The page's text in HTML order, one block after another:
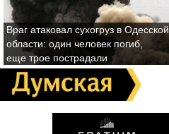
Враг атаковал сухогруз в Одесской
области: один человек погиб,
еще трое пострадали